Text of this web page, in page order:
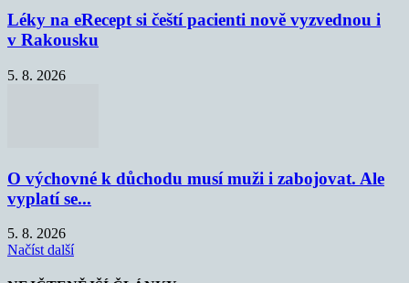
Léky na eRecept si čeští pacienti nově vyzvednou i
v Rakousku
5. 8. 2026
O výchovné k důchodu musí muži i zabojovat. Ale
vyplatí se...
5. 8. 2026
Načíst další